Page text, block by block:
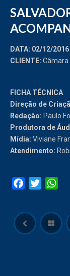
DATA: 02/12/2016
CLIENTE: Câmara
FICHA TÉCNICA
Direção de
Redação: Paulo
Produtora de
Mídia: Viviane
Atendimento:
Facebook
Twitter